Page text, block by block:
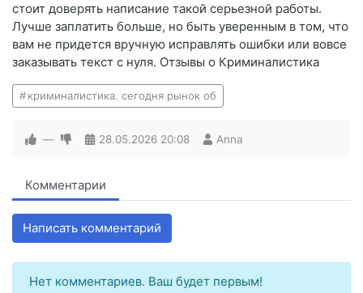
стоит доверять написание такой серьезной работы.
Лучше заплатить больше, но быть уверенным в том, что
вам не придется вручную исправлять ошибки или вовсе
заказывать текст с нуля. Отзывы о Криминалистика
криминалистика. сегодня рынок об
— 28.05.2026 20:08 Anna
Комментарии
Написать комментарий
Нет комментариев. Ваш будет первым!